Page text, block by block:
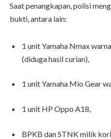
Saat penangkapan, polisi
bukti, antara lain:
1 unit Yamaha Nmax
(diduga hasil curian),
1 unit Yamaha Mio Gear
1 unit HP Oppo A18,
BPKB dan STNK milik